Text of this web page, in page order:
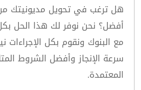
هل ترغب في تحويل مديونيتك
أفضل؟ نحن نوفر لك هذا الحل
مع البنوك ونقوم بكل الإجراءات
سرعة الإنجاز وأفضل الشروط
المعتمدة.